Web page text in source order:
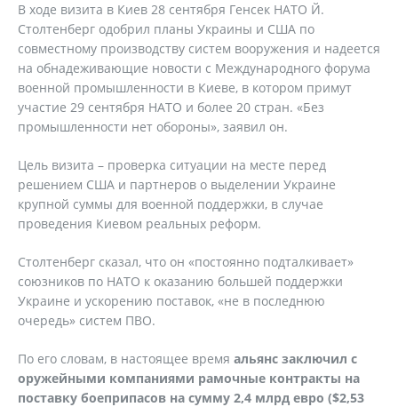
В ходе визита в Киев 28 сентября Генсек НАТО Й.
Столтенберг одобрил планы Украины и США по
совместному производству систем вооружения и надеется
на обнадеживающие новости с Международного форума
военной промышленности в Киеве, в котором примут
участие 29 сентября НАТО и более 20 стран. «Без
промышленности нет обороны», заявил он.
Цель визита – проверка ситуации на месте перед
решением США и партнеров о выделении Украине
крупной суммы для военной поддержки, в случае
проведения Киевом реальных реформ.
Столтенберг сказал, что он «постоянно подталкивает»
союзников по НАТО к оказанию большей поддержки
Украине и ускорению поставок, «не в последнюю
очередь» систем ПВО.
По его словам, в настоящее время альянс заключил с
оружейными компаниями рамочные контракты на
поставку боеприпасов на сумму 2,4 млрд евро ($2,53